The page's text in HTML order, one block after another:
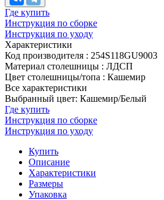
Где купить
Инструкция по сборке
Инструкция по уходу
Характеристики
Код производителя : 254S118GU9003
Материал столешницы : ЛДСП
Цвет столешницы/топа : Кашемир
Все характеристики
Выбранный цвет: Кашемир/Белый
Где купить
Инструкция по сборке
Инструкция по уходу
Купить
Описание
Характеристики
Размеры
Упаковка